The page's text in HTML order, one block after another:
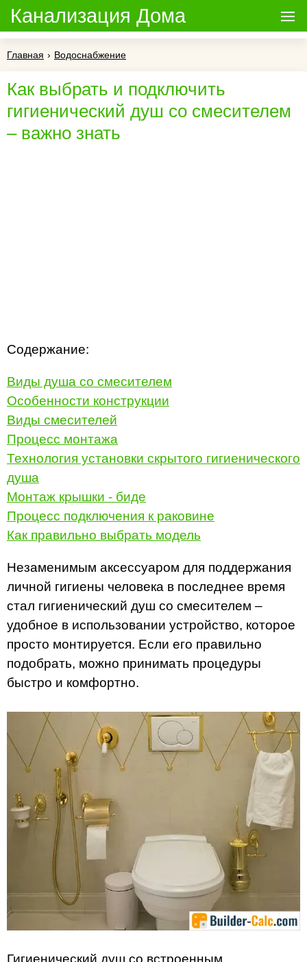
Канализация Дома
Главная › Водоснабжение
Как выбрать и подключить
гигиенический душ со смесителем
– важно знать
Содержание:
Виды душа со смесителем
Особенности конструкции
Виды смесителей
Процесс монтажа
Технология установки скрытого гигиенического
душа
Монтаж крышки - биде
Процесс подключения к раковине
Как правильно выбрать модель
Незаменимым аксессуаром для поддержания
личной гигиены человека в последнее время
стал гигиенический душ со смесителем –
удобное в использовании устройство, которое
просто монтируется. Если его правильно
подобрать, можно принимать процедуры
быстро и комфортно.